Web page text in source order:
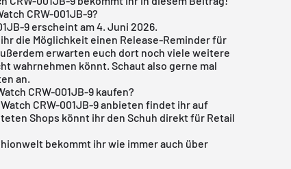
CRW-001JB-9?
9 erscheint am 4. Juni 2026.
die Möglichkeit einen Release-Reminder für
erwarten euch dort noch viele weitere
wahrnehmen könnt. Schaut also gerne mal
an.
CRW-001JB-9 kaufen?
CRW-001JB-9 anbieten findet ihr auf
Shops könnt ihr den Schuh direkt für Retail
bekommt ihr wie immer auch über